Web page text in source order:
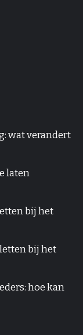
wat verandert
laten
bij het
bij het
hoe kan